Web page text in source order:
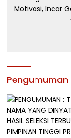
Pengumuman